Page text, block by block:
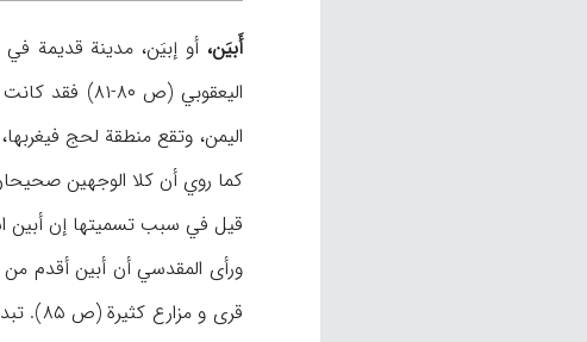
أَبیَن،
کما روي أن کلا الوجهین صحیحان (أبوعبید، ۱/۱۰۳؛ ابن ماکولا، ۱/۷). ولم یتلفظها أهل الیمن إلا بالفتحة،
قیل في سبب تسمیتها إن أبین
ورأی المقدسي أن أبین أقدم
قری و